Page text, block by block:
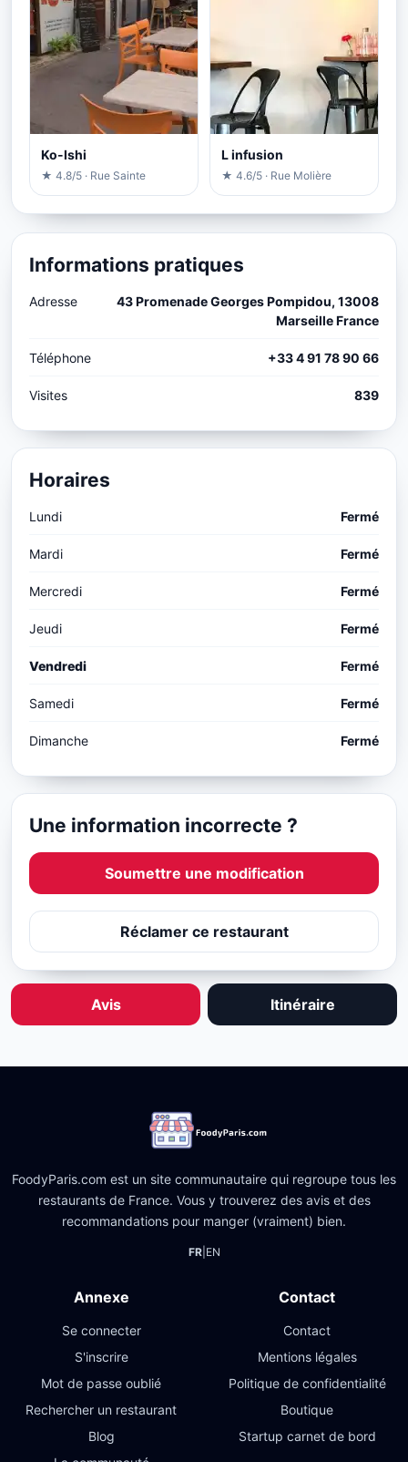
Ko-Ishi
★ 4.8/5 · Rue Sainte
L infusion
★ 4.6/5 · Rue Molière
Informations pratiques
Adresse
43 Promenade Georges Pompidou, 13008
Marseille France
Téléphone +33 4 91 78 90 66
Visites 839
Horaires
Lundi Fermé
Mardi Fermé
Mercredi Fermé
Jeudi Fermé
Vendredi Fermé
Samedi Fermé
Dimanche Fermé
Une information incorrecte ?
Soumettre une modification
Réclamer ce restaurant
Avis Itinéraire
FoodyParis.com est un site communautaire qui regroupe tous les
restaurants de France. Vous y trouverez des avis et des
recommandations pour manger (vraiment) bien.
FR| EN
Annexe
Se connecter
S'inscrire
Mot de passe oublié
Rechercher un restaurant
Blog
Contact
Contact
Mentions légales
Politique de confidentialité
Boutique
Startup carnet de bord